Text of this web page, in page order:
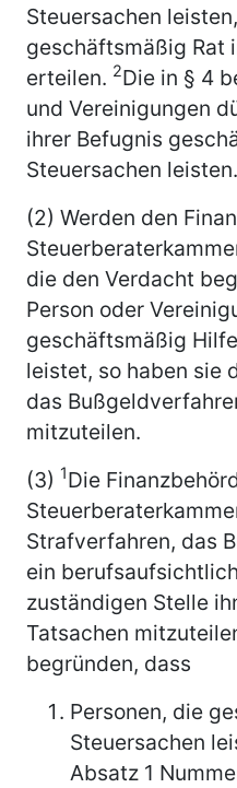
Steuersachen
geschäftsmäßig Rat
erteilen. 2Die in § 4
und Vereinigungen
ihrer Befugnis
Steuersachen leisten.
(2) Werden den
die den Verdacht
Person oder
geschäftsmäßig
leistet, so haben sie
das
mitzuteilen.
(3) 1Die
Strafverfahren, das
ein
zuständigen Stelle
Tatsachen
begründen, dass
Personen, die
Steuersachen
Absatz 1